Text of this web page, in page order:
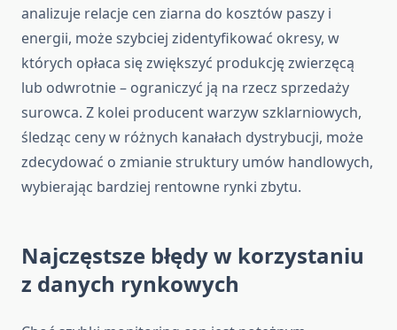
analizuje relacje cen ziarna do kosztów paszy i
energii, może szybciej zidentyfikować okresy, w
których opłaca się zwiększyć produkcję zwierzęcą
lub odwrotnie – ograniczyć ją na rzecz sprzedaży
surowca. Z kolei producent warzyw szklarniowych,
śledząc ceny w różnych kanałach dystrybucji, może
zdecydować o zmianie struktury umów handlowych,
wybierając bardziej rentowne rynki zbytu.
Najczęstsze błędy w korzystaniu
z danych rynkowych